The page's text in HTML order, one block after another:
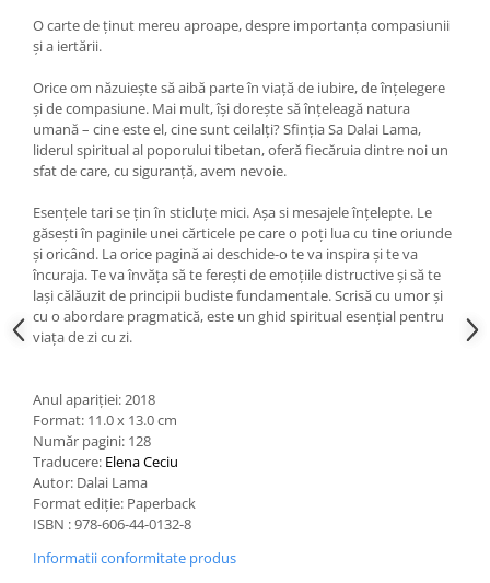
O carte de ținut mereu aproape, despre importanța compasiunii
și a iertării.
Orice om năzuiește să aibă parte în viață de iubire, de înțelegere
și de compasiune. Mai mult, își dorește să înțeleagă natura
umană – cine este el, cine sunt ceilalți? Sfinția Sa Dalai Lama,
liderul spiritual al poporului tibetan, oferă fiecăruia dintre noi un
sfat de care, cu siguranță, avem nevoie.
Esențele tari se țin în sticluțe mici. Așa si mesajele înțelepte. Le
găsești în paginile unei cărticele pe care o poți lua cu tine oriunde
și oricând. La orice pagină ai deschide-o te va inspira și te va
încuraja. Te va învăța să te ferești de emoțiile distructive și să te
lași călăuzit de principii budiste fundamentale. Scrisă cu umor și
cu o abordare pragmatică, este un ghid spiritual esențial pentru
viața de zi cu zi.
Anul apariției: 2018
Format: 11.0 x 13.0 cm
Număr pagini: 128
Traducere: Elena Ceciu
Autor: Dalai Lama
Format ediție: Paperback
ISBN : 978-606-44-0132-8
Informatii conformitate produs